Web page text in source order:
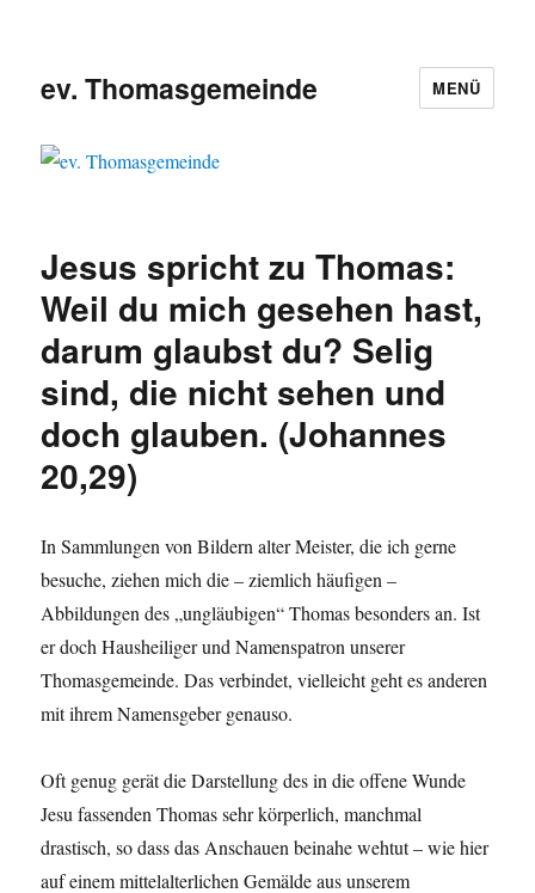
ev. Thomasgemeinde MENÜ
Jesus spricht zu Thomas:
Weil du mich gesehen hast,
darum glaubst du? Selig
sind, die nicht sehen und
doch glauben. (Johannes
20,29)
In Sammlungen von Bildern alter Meister, die ich gerne
besuche, ziehen mich die – ziemlich häufigen –
Abbildungen des „ungläubigen“ Thomas besonders an. Ist
er doch Hausheiliger und Namenspatron unserer
Thomasgemeinde. Das verbindet, vielleicht geht es anderen
mit ihrem Namensgeber genauso.
Oft genug gerät die Darstellung des in die offene Wunde
Jesu fassenden Thomas sehr körperlich, manchmal
drastisch, so dass das Anschauen beinahe wehtut – wie hier
auf einem mittelalterlichen Gemälde aus unserem